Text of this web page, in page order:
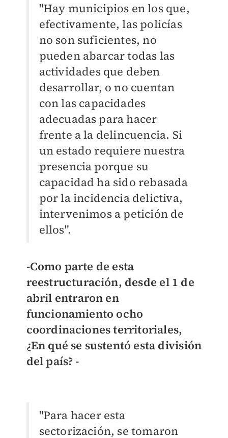
"Hay municipios en los que,
efectivamente, las policías
no son suficientes, no
pueden abarcar todas las
actividades que deben
desarrollar, o no cuentan
con las capacidades
adecuadas para hacer
frente a la delincuencia. Si
un estado requiere nuestra
presencia porque su
capacidad ha sido rebasada
por la incidencia delictiva,
intervenimos a petición de
ellos".
-Como parte de esta
reestructuración, desde el 1 de
abril entraron en
funcionamiento ocho
coordinaciones territoriales,
¿En qué se sustentó esta división
del país? -
"Para hacer esta
sectorización, se tomaron